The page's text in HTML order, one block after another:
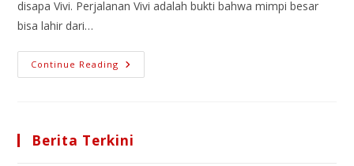
disapa Vivi. Perjalanan Vivi adalah bukti bahwa mimpi besar
bisa lahir dari…
Continue Reading
Berita Terkini